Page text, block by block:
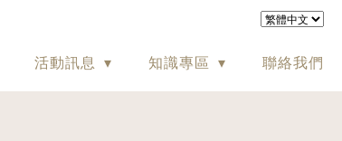
活動訊息 知識專區 聯絡我們